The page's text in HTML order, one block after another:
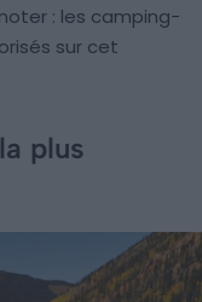
: les camping-
sur cet
plus